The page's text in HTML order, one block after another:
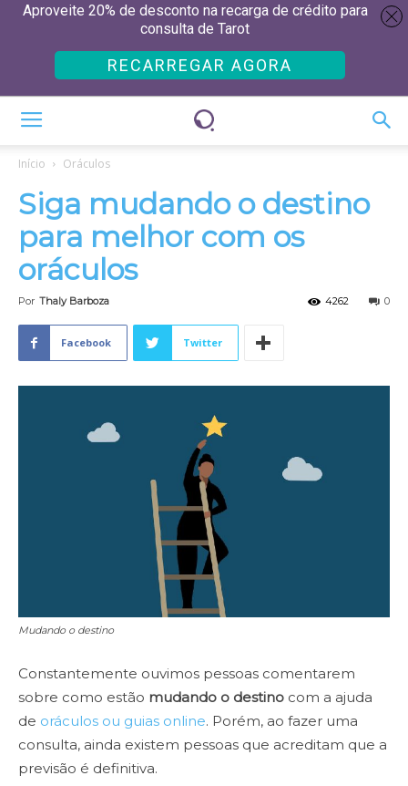
Início Oráculos
Siga mudando o destino
para melhor com os
oráculos
Por Thaly Barboza 0
4262
Facebook Twitter
Mudando o destino
Constantemente ouvimos pessoas comentarem
sobre como estão mudando o destino com a ajuda
de oráculos ou guias online. Porém, ao fazer uma
consulta, ainda existem pessoas que acreditam que a
previsão é definitiva.
Aproveite 20% de desconto na recarga de crédito para
consulta de Tarot
RECARREGAR AGORA